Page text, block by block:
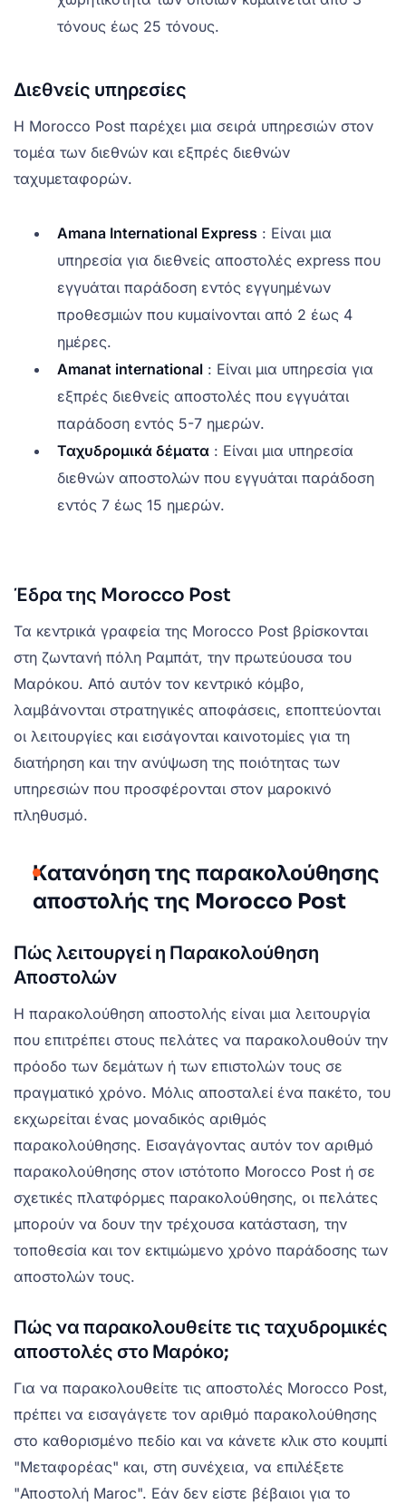
τόνους έως 25 τόνους.
Διεθνείς υπηρεσίες
Η Morocco Post παρέχει μια σειρά υπηρεσιών στον
τομέα των διεθνών και εξπρές διεθνών
ταχυμεταφορών.
Amana International Express : Είναι μια
υπηρεσία για διεθνείς αποστολές express που
εγγυάται παράδοση εντός εγγυημένων
προθεσμιών που κυμαίνονται από 2 έως 4
ημέρες.
Amanat international : Είναι μια υπηρεσία για
εξπρές διεθνείς αποστολές που εγγυάται
παράδοση εντός 5-7 ημερών.
Ταχυδρομικά δέματα : Είναι μια υπηρεσία
διεθνών αποστολών που εγγυάται παράδοση
εντός 7 έως 15 ημερών.
Έδρα της Morocco Post
Τα κεντρικά γραφεία της Morocco Post βρίσκονται
στη ζωντανή πόλη Ραμπάτ, την πρωτεύουσα του
Μαρόκου. Από αυτόν τον κεντρικό κόμβο,
λαμβάνονται στρατηγικές αποφάσεις, εποπτεύονται
οι λειτουργίες και εισάγονται καινοτομίες για τη
διατήρηση και την ανύψωση της ποιότητας των
υπηρεσιών που προσφέρονται στον μαροκινό
πληθυσμό.
Κατανόηση της παρακολούθησης
αποστολής της Morocco Post
Πώς λειτουργεί η Παρακολούθηση
Αποστολών
Η παρακολούθηση αποστολής είναι μια λειτουργία
που επιτρέπει στους πελάτες να παρακολουθούν την
πρόοδο των δεμάτων ή των επιστολών τους σε
πραγματικό χρόνο. Μόλις αποσταλεί ένα πακέτο, του
εκχωρείται ένας μοναδικός αριθμός
παρακολούθησης. Εισαγάγοντας αυτόν τον αριθμό
παρακολούθησης στον ιστότοπο Morocco Post ή σε
σχετικές πλατφόρμες παρακολούθησης, οι πελάτες
μπορούν να δουν την τρέχουσα κατάσταση, την
τοποθεσία και τον εκτιμώμενο χρόνο παράδοσης των
αποστολών τους.
Πώς να παρακολουθείτε τις ταχυδρομικές
αποστολές στο Μαρόκο;
Για να παρακολουθείτε τις αποστολές Morocco Post,
πρέπει να εισαγάγετε τον αριθμό παρακολούθησης
στο καθορισμένο πεδίο και να κάνετε κλικ στο κουμπί
"Μεταφορέας" και, στη συνέχεια, να επιλέξετε
"Αποστολή Maroc". Εάν δεν είστε βέβαιοι για το